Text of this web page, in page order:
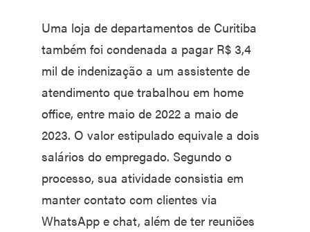
Uma loja de departamentos de Curitiba
também foi condenada a pagar R$ 3,4
mil de indenização a um assistente de
atendimento que trabalhou em home
office, entre maio de 2022 a maio de
2023. O valor estipulado equivale a dois
salários do empregado. Segundo o
processo, sua atividade consistia em
manter contato com clientes via
WhatsApp e chat, além de ter reuniões